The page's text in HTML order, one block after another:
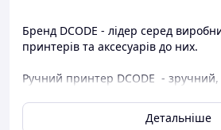
Бренд DCODE - лідер серед
принтерів та аксесуарів до них.
Ручний принтер DCODE -
Принцип робти аналогічного
Детальніше